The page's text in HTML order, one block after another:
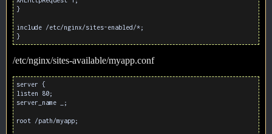
}
include /etc/nginx/sites-enabled/*;
}
/etc/nginx/sites-available/myapp.conf
server {
listen 80;
server_name _;
root /path/myapp;